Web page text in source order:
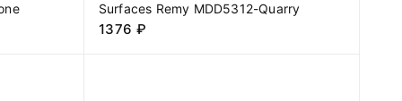
Surfaces Remy MDD5312-Quarry
1376₽